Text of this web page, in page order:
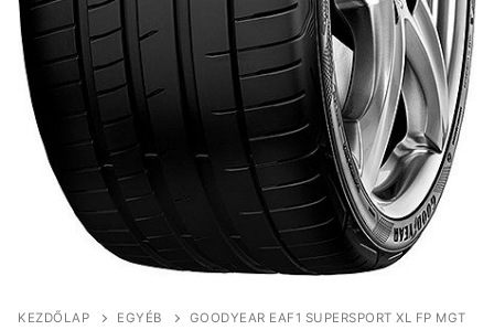
KEZDŐLAP EGYÉB GOODYEAR EAF1 SUPERSPORT XL FP MGT